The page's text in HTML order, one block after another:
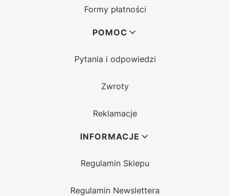
Formy płatności
POMOC
Pytania i odpowiedzi
Zwroty
Reklamacje
INFORMACJE
Regulamin Sklepu
Regulamin Newslettera